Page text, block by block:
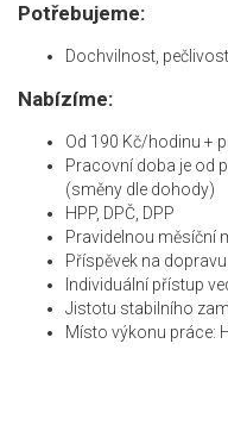
Potřebujeme:
Dochvilnost,
Nabízíme:
Od 190 Kč/hodinu +
Pracovní doba je od
(směny dle dohody)
HPP, DPČ, DPP
Pravidelnou měsíční
Příspěvek na dopravu
Individuální přístup
Jistotu stabilního
Místo výkonu práce: